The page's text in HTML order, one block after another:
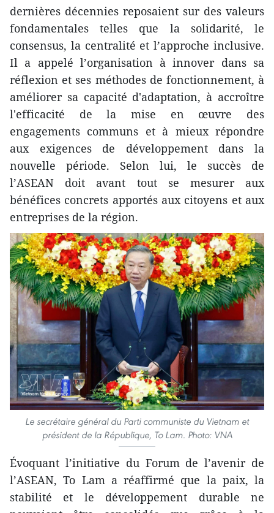
dernières décennies reposaient sur des valeurs
fondamentales telles que la solidarité, le
consensus, la centralité et l’approche inclusive.
Il a appelé l’organisation à innover dans sa
réflexion et ses méthodes de fonctionnement, à
améliorer sa capacité d'adaptation, à accroître
l'efficacité de la mise en œuvre des
engagements communs et à mieux répondre
aux exigences de développement dans la
nouvelle période. Selon lui, le succès de
l’ASEAN doit avant tout se mesurer aux
bénéfices concrets apportés aux citoyens et aux
entreprises de la région.
Le secrétaire général du Parti communiste du Vietnam et
président de la République, To Lam. Photo: VNA
Évoquant l’initiative du Forum de l’avenir de
l’ASEAN, To Lam a réaffirmé que la paix, la
stabilité et le développement durable ne